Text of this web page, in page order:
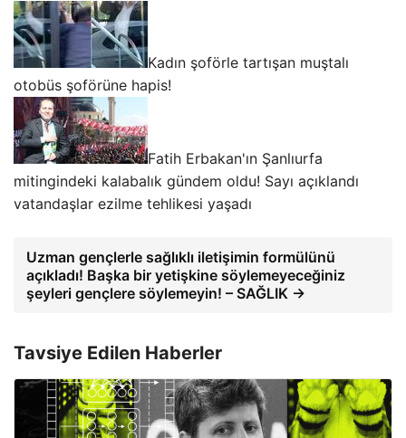
Kadın şoförle tartışan muştalı
otobüs şoförüne hapis!
Fatih Erbakan'ın Şanlıurfa
mitingindeki kalabalık gündem oldu! Sayı açıklandı
vatandaşlar ezilme tehlikesi yaşadı
Uzman gençlerle sağlıklı iletişimin formülünü
açıkladı! Başka bir yetişkine söylemeyeceğiniz
şeyleri gençlere söylemeyin! – SAĞLIK →
Tavsiye Edilen Haberler